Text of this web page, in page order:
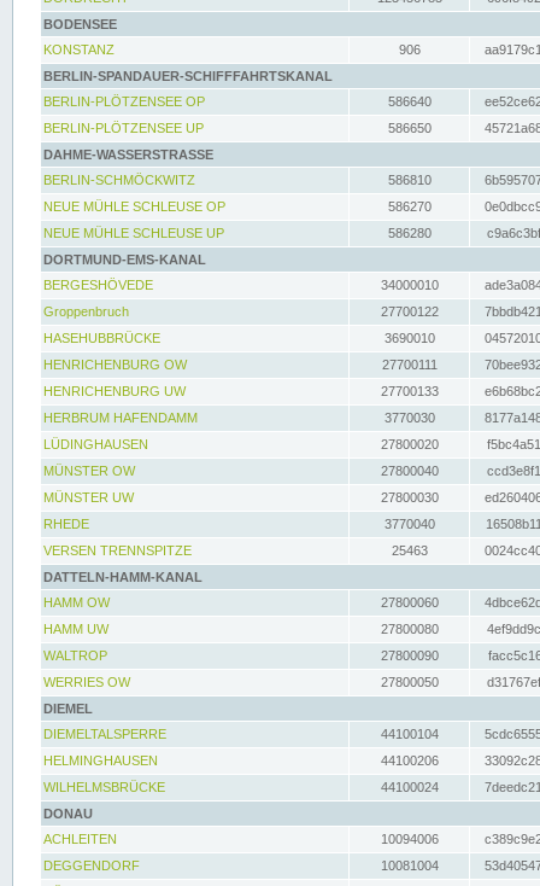
BODENSEE
KONSTANZ
906
BERLIN-SPANDAUER-SCHIFFFAHRTSKANAL
BERLIN-PLÖTZENSEE OP
586640
BERLIN-PLÖTZENSEE UP
586650
DAHME-WASSERSTRASSE
BERLIN-SCHMÖCKWITZ
586810
NEUE MÜHLE SCHLEUSE OP
586270
NEUE MÜHLE SCHLEUSE UP
586280
DORTMUND-EMS-KANAL
BERGESHÖVEDE
34000010
Groppenbruch
27700122
HASEHUBBRÜCKE
3690010
HENRICHENBURG OW
27700111
HENRICHENBURG UW
27700133
HERBRUM HAFENDAMM
3770030
LÜDINGHAUSEN
27800020
MÜNSTER OW
27800040
MÜNSTER UW
27800030
RHEDE
3770040
VERSEN TRENNSPITZE
25463
DATTELN-HAMM-KANAL
HAMM OW
27800060
HAMM UW
27800080
WALTROP
27800090
WERRIES OW
27800050
DIEMEL
DIEMELTALSPERRE
44100104
HELMINGHAUSEN
44100206
WILHELMSBRÜCKE
44100024
DONAU
ACHLEITEN
10094006
DEGGENDORF
10081004